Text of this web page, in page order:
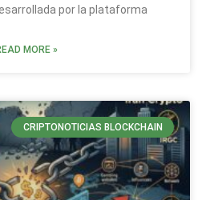
por la plataforma
MORE »
CRIPTONOTICIAS BLOCKCHAIN